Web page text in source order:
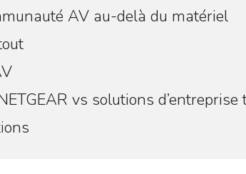
AV au-delà du matériel
vs solutions